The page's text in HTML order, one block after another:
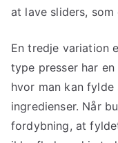
at lave sliders,
En tredje variation
type presser har
hvor man kan
ingredienser. Når
fordybning, at